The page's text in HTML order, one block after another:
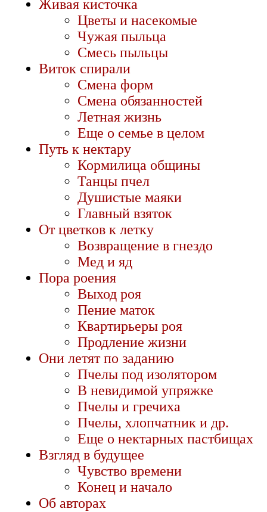
Живая кисточка
Цветы и насекомые
Чужая пыльца
Смесь пыльцы
Виток спирали
Смена форм
Смена обязанностей
Летная жизнь
Еще о семье в целом
Путь к нектару
Кормилица общины
Танцы пчел
Душистые маяки
Главный взяток
От цветков к летку
Возвращение в гнездо
Мед и яд
Пора роения
Выход роя
Пение маток
Квартирьеры роя
Продление жизни
Они летят по заданию
Пчелы под изолятором
В невидимой упряжке
Пчелы и гречиха
Пчелы, хлопчатник и др.
Еще о нектарных пастбищах
Взгляд в будущее
Чувство времени
Конец и начало
Об авторах